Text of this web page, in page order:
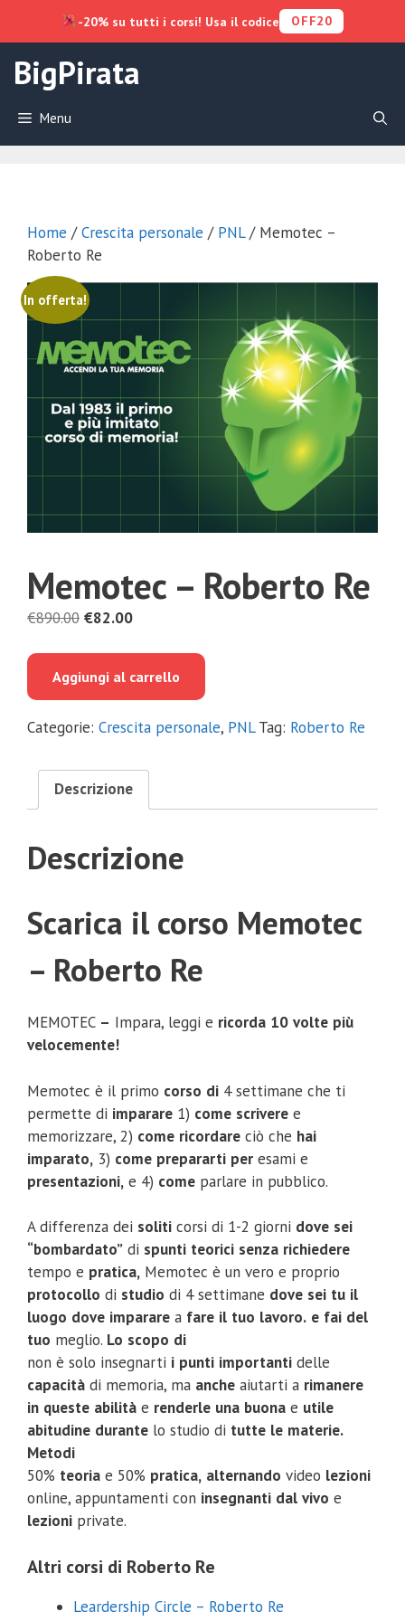
contenuto
BigPirata
Menu
Home /Crescita personale / PNL/ Memotec –
Roberto Re
In offerta!
Memotec – Roberto Re
€890.00 Il
era:
€82.00Il
è:
Aggiungi al carrello
Categorie: Crescita personale, PNL Tag: Roberto Re
Descrizione
Descrizione
Scarica il corso Memotec
– Roberto Re
MEMOTEC – Impara, leggi e ricorda 10 volte più
velocemente!
Memotec è il primo corso di 4 settimane che ti
permette di imparare 1) come scrivere e
memorizzare, 2) come ricordare ciò che hai
imparato, 3) come prepararti per esami e
presentazioni, e 4) come parlare in pubblico.
A differenza dei soliti corsi di 1-2 giorni dove sei
“bombardato” di spunti teorici senza richiedere
tempo e pratica, Memotec è un vero e proprio
protocollo di studio di 4 settimane dove sei tu il
luogo dove imparare a fare il tuo lavoro. e fai del
tuo meglio. Lo scopo di
non è solo insegnarti i punti importanti delle
capacità di memoria, ma anche aiutarti a rimanere
in queste abilità e renderle una buona e utile
abitudine durante lo studio di tutte le materie.
Metodi
50% teoria e 50% pratica, alternando video lezioni
online, appuntamenti con insegnanti dal vivo e
lezioni private.
Altri corsi di Roberto Re
Leardership Circle – Roberto Re
-20% su tutti i corsi! Usa il codice OFF20